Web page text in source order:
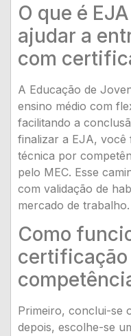
O que é
ajudar a
com
A Educação de
ensino médio com
facilitando a
finalizar a EJA, você
técnica por
pelo MEC. Esse
com validação de
mercado de trabalho.
Como
Primeiro, conclui-se
depois, escolhe-se